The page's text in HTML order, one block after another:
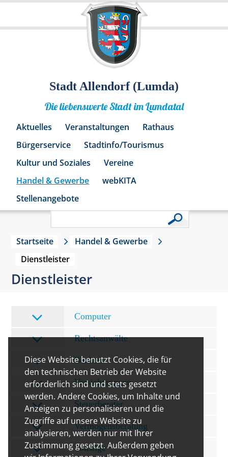
Diese Website benutzt Cookies, die für
den technischen Betrieb der Website
erforderlich sind und stets gesetzt
werden. Andere Cookies, um Inhalte und
Anzeigen zu personalisieren und die
Zugriffe auf unsere Website zu
analysieren, werden nur mit Ihrer
Zustimmung gesetzt. Außerdem geben
Stadt Allendorf (Lumda)
Die liebenswerte Stadt im Lumdatal
Aktuelles Veranstaltungen
Rathaus
Bürgerservice
Stadtinfo/Tourismus
Kultur und Soziales
Vereine
Handel & Gewerbe
webKITA
Stellenangebote
Startseite
Handel & Gewerbe
Dienstleister
Dienstleister
Computer
Rechtsanwälte
Banken
Versicherungen
Steuerberater
Vermögensberatung
Sonstige